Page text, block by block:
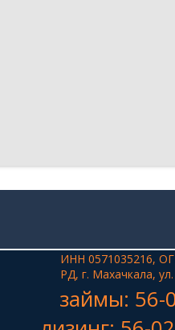
ИНН 0571035216,
РД, г. Махачкала,
займы: 56-